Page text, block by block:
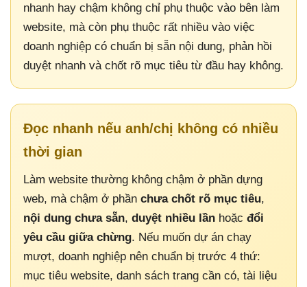
nhanh hay chậm không chỉ phụ thuộc vào bên làm
website, mà còn phụ thuộc rất nhiều vào việc
doanh nghiệp có chuẩn bị sẵn nội dung, phản hồi
duyệt nhanh và chốt rõ mục tiêu từ đầu hay không.
Đọc nhanh nếu anh/chị không có nhiều
thời gian
Làm website thường không chậm ở phần dựng
web, mà chậm ở phần chưa chốt rõ mục tiêu,
nội dung chưa sẵn, duyệt nhiều lần hoặc đổi
yêu cầu giữa chừng. Nếu muốn dự án chạy
mượt, doanh nghiệp nên chuẩn bị trước 4 thứ:
mục tiêu website, danh sách trang cần có, tài liệu